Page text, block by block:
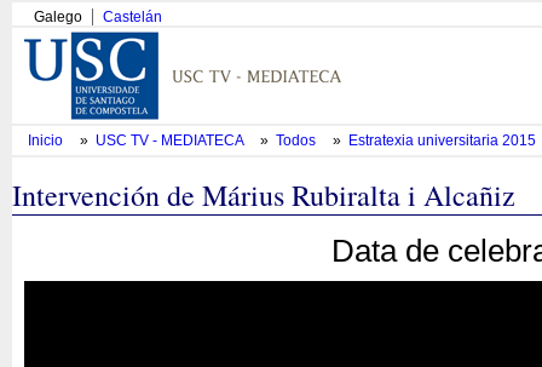
Galego Castelán
Inicio » USC TV - MEDIATECA » Todos » Estratexia universitaria 2015
Intervención de Márius Rubiralta i Alcañiz
Data de